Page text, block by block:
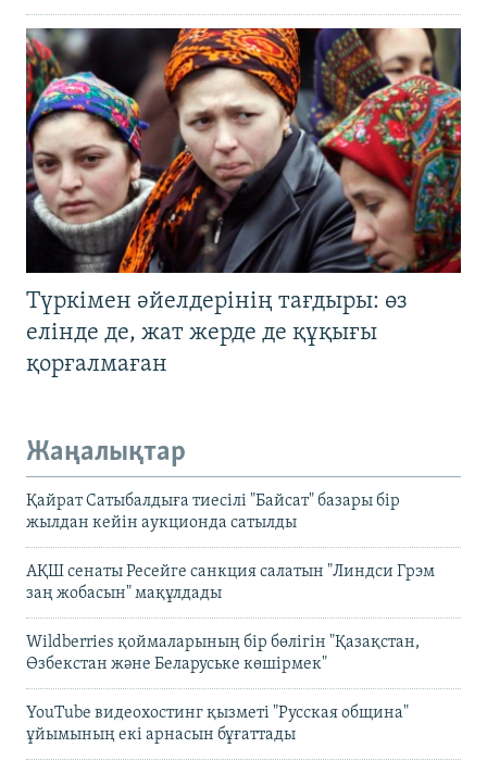
Түркімен әйелдерінің тағдыры: өз
елінде де, жат жерде де құқығы
қорғалмаған
Жаңалықтар
Қайрат Сатыбалдыға тиесілі "Байсат" базары бір
жылдан кейін аукционда сатылды
АҚШ сенаты Ресейге санкция салатын "Линдси Грэм
заң жобасын" мақұлдады
Wildberries қоймаларының бір бөлігін "Қазақстан,
Өзбекстан және Беларуське көшірмек"
YouTube видеохостинг қызметі "Русская община"
ұйымының екі арнасын бұғаттады